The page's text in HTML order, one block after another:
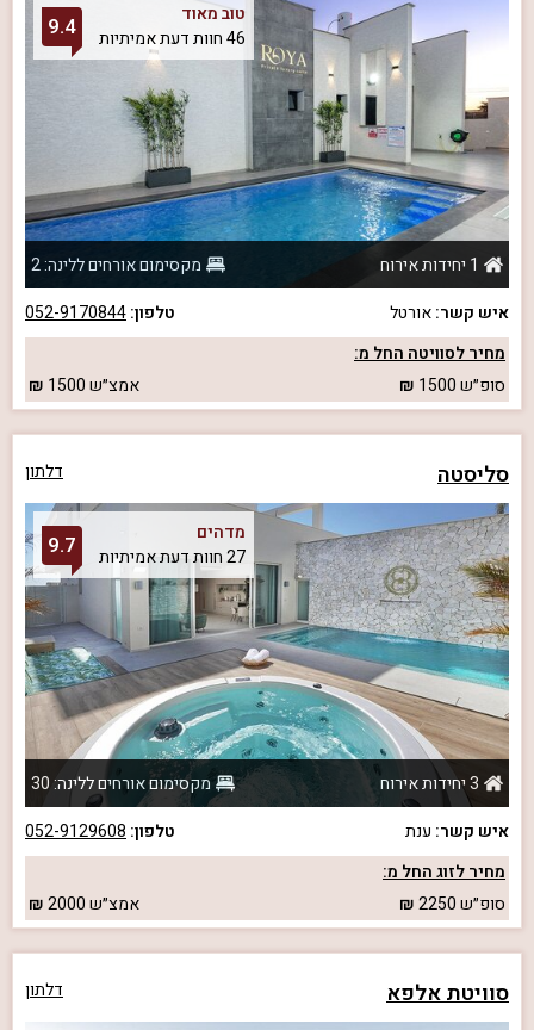
טוב מאוד
46 חוות דעת אמיתיות
9.4
1 יחידות אירוח
מקסימום אורחים ללינה: 2
איש קשר:אורטל טלפון:052-9170844
מחיר לסוויטה החל מ:
סופ״ש1500 אמצ״ש1500
סליסטה דלתון
מדהים
27 חוות דעת אמיתיות
9.7
3 יחידות אירוח
מקסימום אורחים ללינה: 30
איש קשר: ענת טלפון: 052-9129608
מחיר לזוג החל מ:
סופ״ש2250 אמצ״ש2000
סוויטת אלפא דלתון